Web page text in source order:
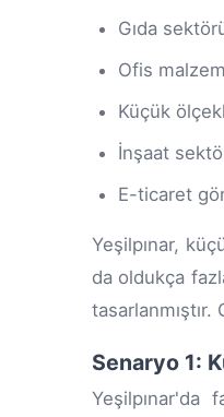
Gıda
Ofis
Küçük
İnşaat
E-ticaret
Yeşilpınar,
da oldukça
Senaryo 1:
Yeşilpınar'da